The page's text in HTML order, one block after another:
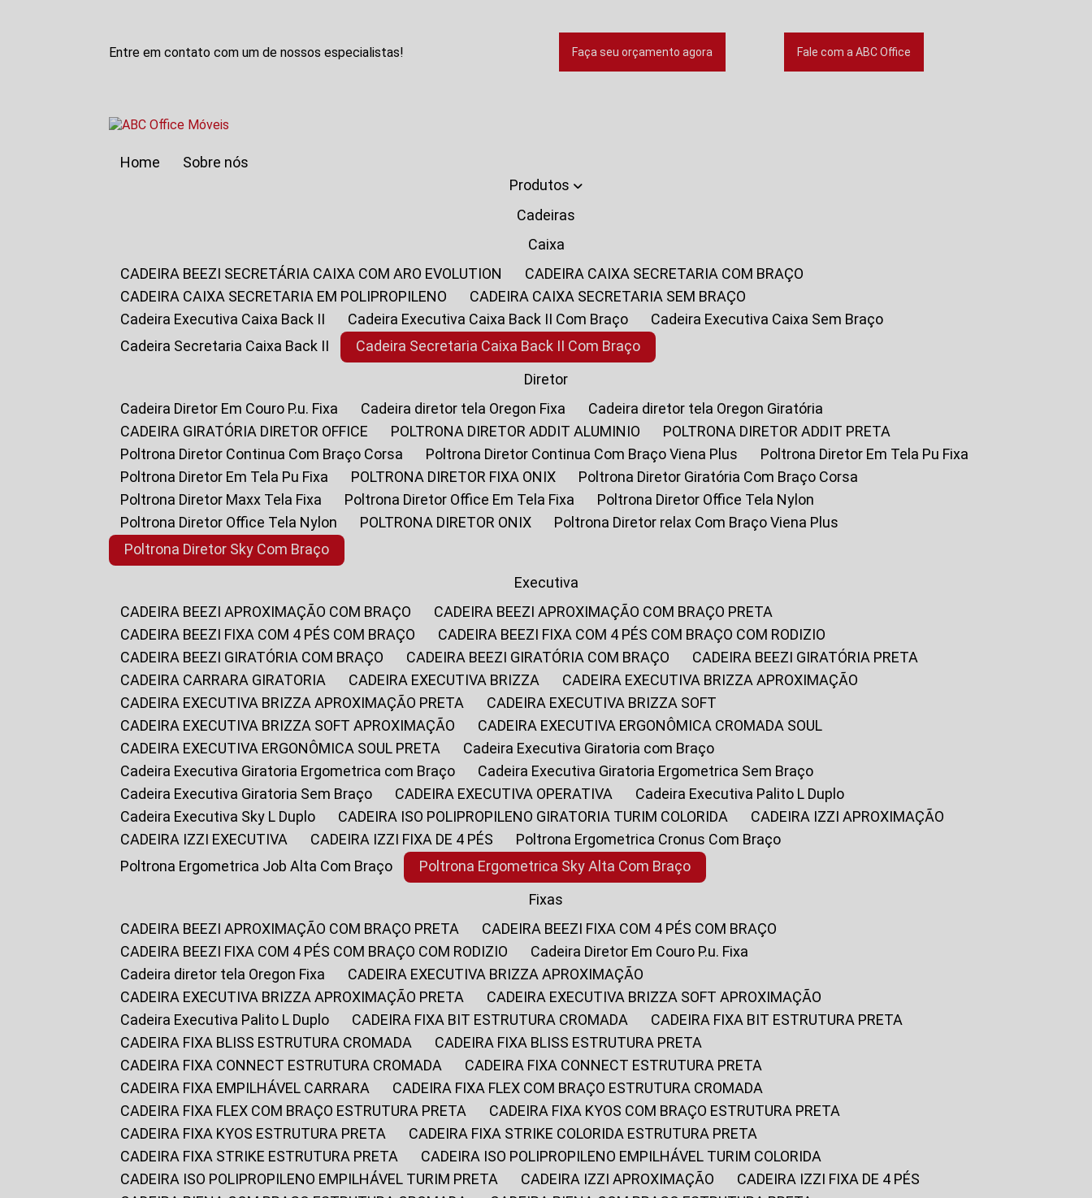
Entre em contato com um de nossos especialistas! Faça seu orçamento agora Fale com a ABC Office
Home
Sobre nós
Produtos
Cadeiras
Caixa
CADEIRA BEEZI SECRETÁRIA CAIXA COM ARO EVOLUTION
CADEIRA CAIXA SECRETARIA COM BRAÇO
CADEIRA CAIXA SECRETARIA EM POLIPROPILENO
CADEIRA CAIXA SECRETARIA SEM BRAÇO
Cadeira Executiva Caixa Back II
Cadeira Executiva Caixa Back II Com Braço
Cadeira Executiva Caixa Sem Braço
Cadeira Secretaria Caixa Back II
Cadeira Secretaria Caixa Back II Com Braço
Diretor
Cadeira Diretor Em Couro P.u. Fixa
Cadeira diretor tela Oregon Fixa
Cadeira diretor tela Oregon Giratória
CADEIRA GIRATÓRIA DIRETOR OFFICE
POLTRONA DIRETOR ADDIT ALUMINIO
POLTRONA DIRETOR ADDIT PRETA
Poltrona Diretor Continua Com Braço Corsa
Poltrona Diretor Continua Com Braço Viena Plus
Poltrona Diretor Em Tela Pu Fixa
Poltrona Diretor Em Tela Pu Fixa
POLTRONA DIRETOR FIXA ONIX
Poltrona Diretor Giratória Com Braço Corsa
Poltrona Diretor Maxx Tela Fixa
Poltrona Diretor Office Em Tela Fixa
Poltrona Diretor Office Tela Nylon
Poltrona Diretor Office Tela Nylon
POLTRONA DIRETOR ONIX
Poltrona Diretor relax Com Braço Viena Plus
Poltrona Diretor Sky Com Braço
Executiva
CADEIRA BEEZI APROXIMAÇÃO COM BRAÇO
CADEIRA BEEZI APROXIMAÇÃO COM BRAÇO PRETA
CADEIRA BEEZI FIXA COM 4 PÉS COM BRAÇO
CADEIRA BEEZI FIXA COM 4 PÉS COM BRAÇO COM RODIZIO
CADEIRA BEEZI GIRATÓRIA COM BRAÇO
CADEIRA BEEZI GIRATÓRIA COM BRAÇO
CADEIRA BEEZI GIRATÓRIA PRETA
CADEIRA CARRARA GIRATORIA
CADEIRA EXECUTIVA BRIZZA
CADEIRA EXECUTIVA BRIZZA APROXIMAÇÃO
CADEIRA EXECUTIVA BRIZZA APROXIMAÇÃO PRETA
CADEIRA EXECUTIVA BRIZZA SOFT
CADEIRA EXECUTIVA BRIZZA SOFT APROXIMAÇÃO
CADEIRA EXECUTIVA ERGONÔMICA CROMADA SOUL
CADEIRA EXECUTIVA ERGONÔMICA SOUL PRETA
Cadeira Executiva Giratoria com Braço
Cadeira Executiva Giratoria Ergometrica com Braço
Cadeira Executiva Giratoria Ergometrica Sem Braço
Cadeira Executiva Giratoria Sem Braço
CADEIRA EXECUTIVA OPERATIVA
Cadeira Executiva Palito L Duplo
Cadeira Executiva Sky L Duplo
CADEIRA ISO POLIPROPILENO GIRATORIA TURIM COLORIDA
CADEIRA IZZI APROXIMAÇÃO
CADEIRA IZZI EXECUTIVA
CADEIRA IZZI FIXA DE 4 PÉS
Poltrona Ergometrica Cronus Com Braço
Poltrona Ergometrica Job Alta Com Braço
Poltrona Ergometrica Sky Alta Com Braço
Fixas
CADEIRA BEEZI APROXIMAÇÃO COM BRAÇO PRETA
CADEIRA BEEZI FIXA COM 4 PÉS COM BRAÇO
CADEIRA BEEZI FIXA COM 4 PÉS COM BRAÇO COM RODIZIO
Cadeira Diretor Em Couro P.u. Fixa
Cadeira diretor tela Oregon Fixa
CADEIRA EXECUTIVA BRIZZA APROXIMAÇÃO
CADEIRA EXECUTIVA BRIZZA APROXIMAÇÃO PRETA
CADEIRA EXECUTIVA BRIZZA SOFT APROXIMAÇÃO
Cadeira Executiva Palito L Duplo
CADEIRA FIXA BIT ESTRUTURA CROMADA
CADEIRA FIXA BIT ESTRUTURA PRETA
CADEIRA FIXA BLISS ESTRUTURA CROMADA
CADEIRA FIXA BLISS ESTRUTURA PRETA
CADEIRA FIXA CONNECT ESTRUTURA CROMADA
CADEIRA FIXA CONNECT ESTRUTURA PRETA
CADEIRA FIXA EMPILHÁVEL CARRARA
CADEIRA FIXA FLEX COM BRAÇO ESTRUTURA CROMADA
CADEIRA FIXA FLEX COM BRAÇO ESTRUTURA PRETA
CADEIRA FIXA KYOS COM BRAÇO ESTRUTURA PRETA
CADEIRA FIXA KYOS ESTRUTURA PRETA
CADEIRA FIXA STRIKE COLORIDA ESTRUTURA PRETA
CADEIRA FIXA STRIKE ESTRUTURA PRETA
CADEIRA ISO POLIPROPILENO EMPILHÁVEL TURIM COLORIDA
CADEIRA ISO POLIPROPILENO EMPILHÁVEL TURIM PRETA
CADEIRA IZZI APROXIMAÇÃO
CADEIRA IZZI FIXA DE 4 PÉS